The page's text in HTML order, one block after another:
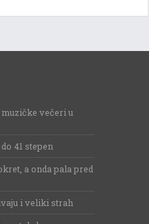
večeri u
41 stepen
a onda pala pred
i veliki strah